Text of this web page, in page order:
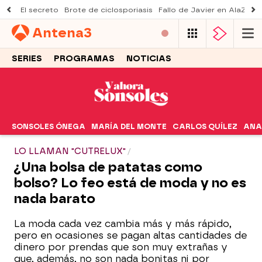
El secreto Brote de ciclosporiasis Fallo de Javier en AlaZ
Antena3
SERIES PROGRAMAS NOTICIAS
SONSOLES ÓNEGA MARÍA DEL MONTE CARLOS QUÍLEZ ANA
LO LLAMAN "CUTRELUX"
¿Una bolsa de patatas como
bolso? Lo feo está de moda y no es
nada barato
La moda cada vez cambia más y más rápido,
pero en ocasiones se pagan altas cantidades de
dinero por prendas que son muy extrañas y
que, además, no son nada bonitas ni por